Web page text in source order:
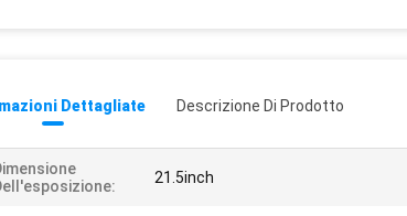
Dettagliate Descrizione Di Prodotto
21.5inch